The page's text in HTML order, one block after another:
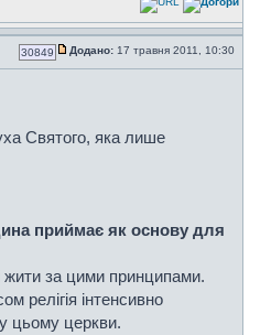
30849 Додано: 17 травня 2011, 10:30
Святого, яка лише
приймає як основу для
жити за цими принципами.
релігія інтенсивно
у цьому церкви.